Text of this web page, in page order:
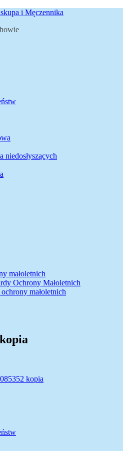
i Męczennika
niedosłyszących
małoletnich
Ochrony Małoletnich
małoletnich
kopia